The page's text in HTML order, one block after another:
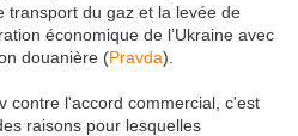
transport du gaz et la levée de
économique de l’Ukraine avec
douanière (Pravda).
contre l'accord commercial, c'est
raisons pour lesquelles